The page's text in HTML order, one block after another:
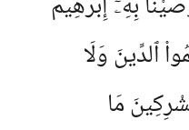
ٱلدِّينَ وَلَا
مَا